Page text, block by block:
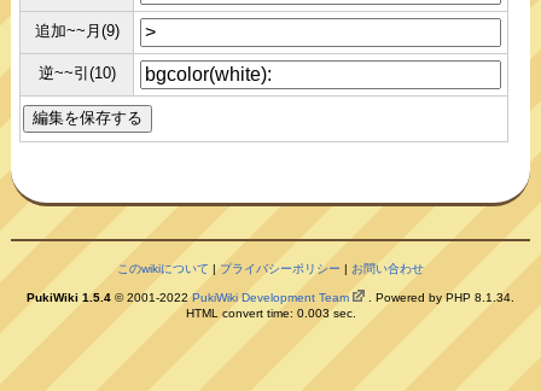
追加~~月(9)
逆~~引(10)
このwikiについて |プライバシーポリシー | お問い合わせ
PukiWiki 1.5.4 © 2001-2022PukiWiki Development Team
. Powered by PHP 8.1.34.
HTML convert time: 0.003 sec.